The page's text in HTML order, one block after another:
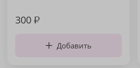
300₽
Добавить